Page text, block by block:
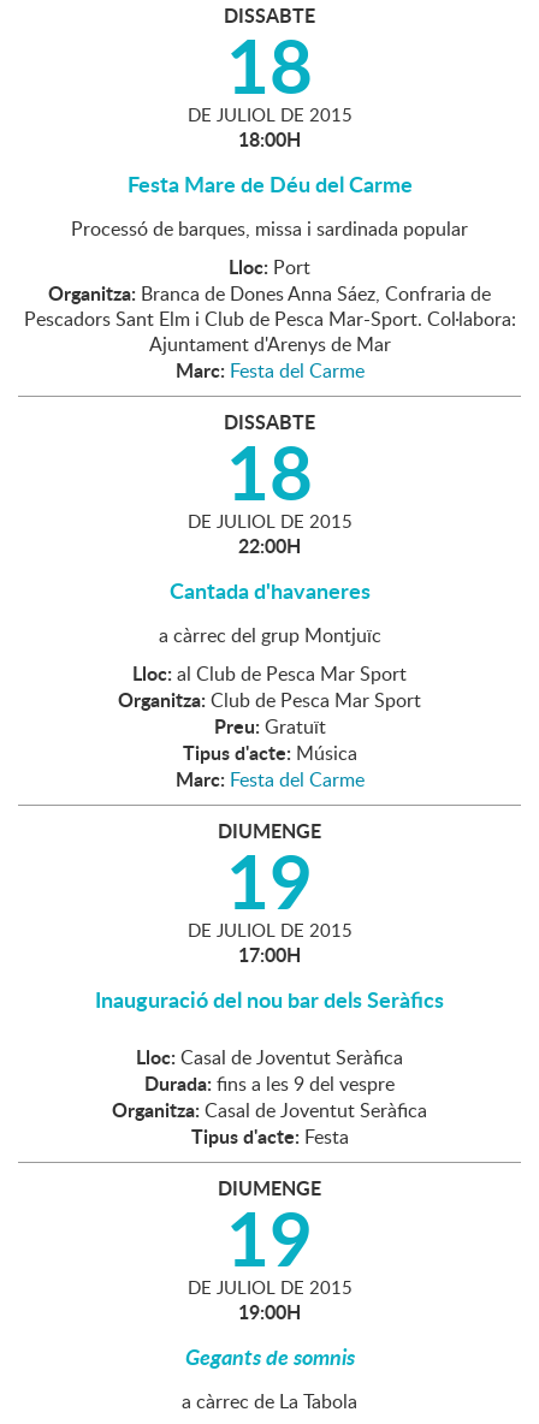
DISSABTE
18
DE JULIOL DE 2015
18:00H
Festa Mare de Déu del Carme
Processó de barques, missa i sardinada popular
Lloc: Port
Organitza: Branca de Dones Anna Sáez, Confraria de
Pescadors Sant Elm i Club de Pesca Mar-Sport. Col·labora:
Ajuntament d'Arenys de Mar
Marc: Festa del Carme
DISSABTE
18
DE JULIOL DE 2015
22:00H
Cantada d'havaneres
a càrrec del grup Montjuïc
Lloc: al Club de Pesca Mar Sport
Organitza: Club de Pesca Mar Sport
Preu: Gratuït
Tipus d'acte: Música
Marc: Festa del Carme
DIUMENGE
19
DE JULIOL DE 2015
17:00H
Inauguració del nou bar dels Seràfics
Lloc: Casal de Joventut Seràfica
Durada: fins a les 9 del vespre
Organitza: Casal de Joventut Seràfica
Tipus d'acte: Festa
DIUMENGE
19
DE JULIOL DE 2015
19:00H
Gegants de somnis
a càrrec de La Tabola